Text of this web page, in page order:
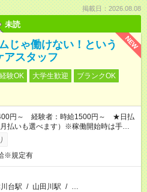
掲載日：2026.08.08
未読
NEW
じゃ働けない！という
アスタッフ
験OK 大学生歓迎
ブランクOK
円～ 経験者：時給1500円～ ★日払
払いも選べます）※稼働開始時は手続き
ります。
※規定有
台駅 / 山田川駅 / …